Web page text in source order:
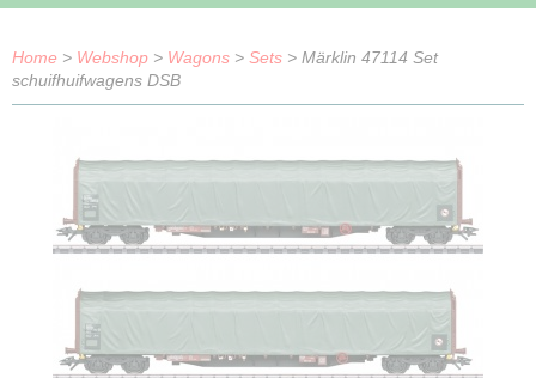
Home > Webshop > Wagons > Sets > Märklin 47114 Set
schuifhuifwagens DSB